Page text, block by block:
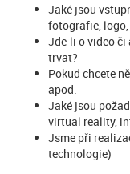
Jaké jsou
fotografie, logo,
Jde-li o video či
trvat?
Pokud chcete
apod.
Jaké jsou
virtual reality,
Jsme při
technologie)